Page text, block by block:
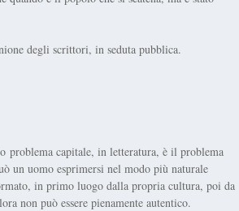
degli scrittori, in seduta pubblica.
problema capitale, in letteratura, è il problema
un uomo esprimersi nel modo più naturale
in primo luogo dalla propria cultura, poi da
non può essere pienamente autentico.